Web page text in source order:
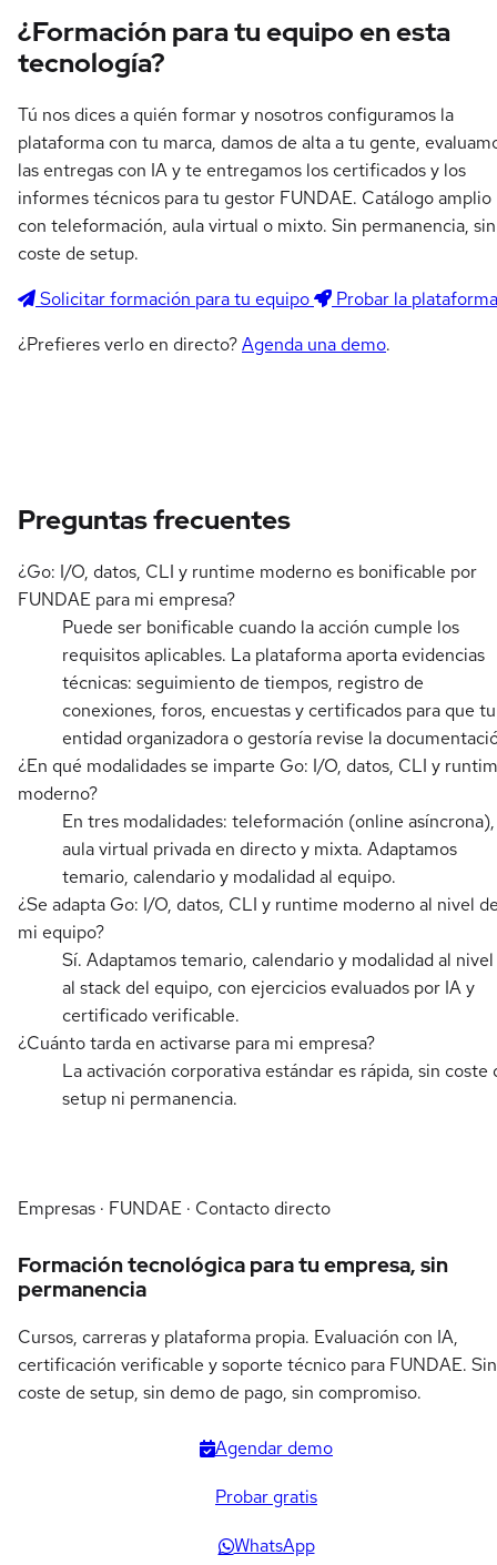
¿Formación para tu equipo en esta
tecnología?
Tú nos dices a quién formar y nosotros configuramos la
plataforma con tu marca, damos de alta a tu gente,
las entregas con IA y te entregamos los certificados y los
informes técnicos para tu gestor FUNDAE. Catálogo amplio
con teleformación, aula virtual o mixto. Sin permanencia, sin
coste de setup.
Solicitar formación para tu equipo
Probar la plataforma
¿Prefieres verlo en directo?Agenda una demo.
Preguntas frecuentes
¿Go: I/O, datos, CLI y runtime moderno es bonificable por
FUNDAE para mi empresa?
Puede ser bonificable cuando la acción cumple los
requisitos aplicables. La plataforma aporta evidencias
técnicas: seguimiento de tiempos, registro de
conexiones, foros, encuestas y certificados para que tu
entidad organizadora o gestoría revise la
¿En qué modalidades se imparte Go: I/O, datos, CLI y
moderno?
En tres modalidades: teleformación (online asíncrona),
aula virtual privada en directo y mixta. Adaptamos
temario, calendario y modalidad al equipo.
¿Se adapta Go: I/O, datos, CLI y runtime moderno al nivel
mi equipo?
Sí. Adaptamos temario, calendario y modalidad al
al stack del equipo, con ejercicios evaluados por IA y
certificado verificable.
¿Cuánto tarda en activarse para mi empresa?
La activación corporativa estándar es rápida, sin coste
setup ni permanencia.
Empresas · FUNDAE · Contacto directo
Formación tecnológica para tu empresa, sin
permanencia
Cursos, carreras y plataforma propia. Evaluación con IA,
certificación verificable y soporte técnico para FUNDAE. Sin
coste de setup, sin demo de pago, sin compromiso.
Agendar demo
Probar gratis
WhatsApp